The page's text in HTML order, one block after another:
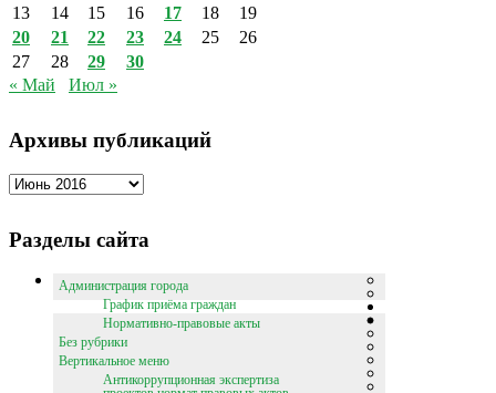
13
14 15 16 17 18
19
20
21 22 23 24 25
26
27
28 29
30
« Май
Июл »
Архивы публикаций
Архивы
Разделы сайта
Администрация города
График приёма граждан
Нормативно-правовые акты
Без рубрики
Вертикальное меню
Антикоррупционная экспертиза